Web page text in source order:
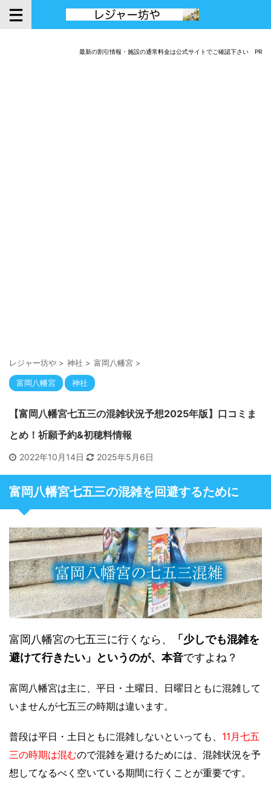
最新の割引情報・施設の通常料金は公式サイトでご確認下さい PR
レジャー坊や > 神社 > 富岡八幡宮 >
富岡八幡宮 神社
【富岡八幡宮七五三の混雑状況予想2025年版】口コミま
とめ！祈願予約&初穂料情報
2022年10月14日 2025年5月6日
富岡八幡宮七五三の混雑を回避するために
富岡八幡宮の七五三に行くなら、
「少しでも混雑を
避けて行きたい」というのが、本音ですよね？
富岡八幡宮は主に、平日・土曜日、日曜日ともに混雑して
いませんが七五三の時期は違います。
普段は平日・土日ともに混雑しないといっても、 11月七五
三の時期は混むので混雑を避けるためには、 混雑状況を予
想してなるべく空いている期間に行くことが重要です。